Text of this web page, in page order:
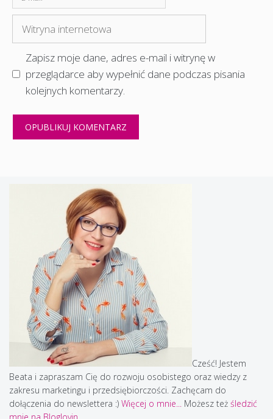
mail
internetowa
Zapisz moje dane, adres e-mail i witrynę w
przeglądarce aby wypełnić dane podczas pisania
kolejnych komentarzy.
Cześć! Jestem
Beata i zapraszam Cię do rozwoju osobistego oraz wiedzy z
zakresu marketingu i przedsiębiorczości. Zachęcam do
dołączenia do newslettera :) Więcej o mnie... Możesz też śledzić